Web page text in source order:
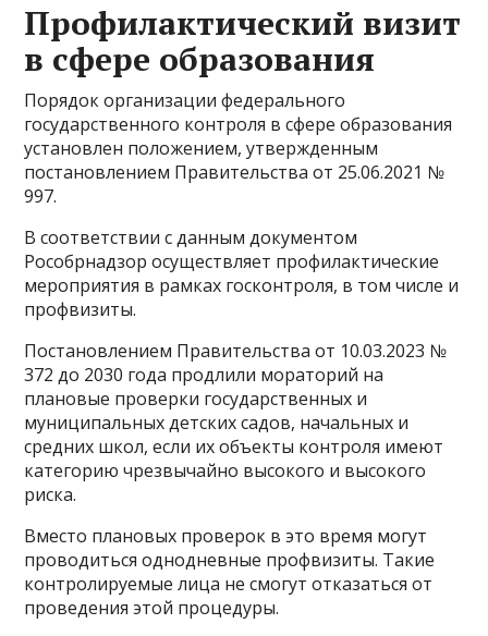
Профилактический визит
в сфере образования
Порядок организации федерального
государственного контроля в сфере образования
установлен положением, утвержденным
постановлением Правительства от 25.06.2021 №
997.
В соответствии с данным документом
Рособрнадзор осуществляет профилактические
мероприятия в рамках госконтроля, в том числе и
профвизиты.
Постановлением Правительства от 10.03.2023 №
372 до 2030 года продлили мораторий на
плановые проверки государственных и
муниципальных детских садов, начальных и
средних школ, если их объекты контроля имеют
категорию чрезвычайно высокого и высокого
риска.
Вместо плановых проверок в это время могут
проводиться однодневные профвизиты. Такие
контролируемые лица не смогут отказаться от
проведения этой процедуры.